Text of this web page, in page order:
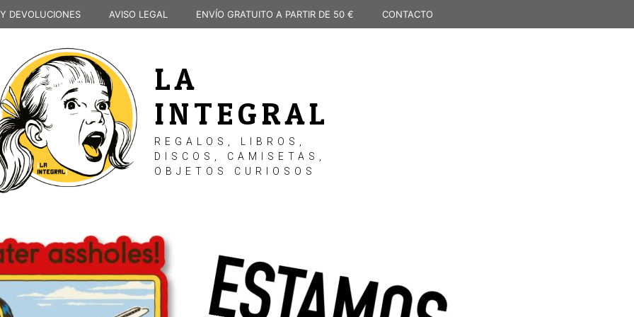
DEVOLUCIONES AVISO LEGAL ENVÍO GRATUITO A PARTIR DE 50 € CONTACTO
LA
INTEGRAL
REGALOS, LIBROS,
DISCOS, CAMISETAS,
OBJETOS CURIOSOS